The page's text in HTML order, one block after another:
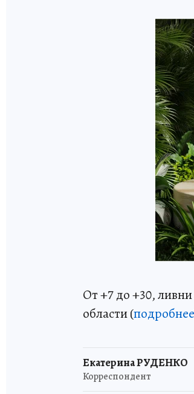
От +7 до +30,
области (подробнее
Екатерина РУДЕНКО
Корреспондент